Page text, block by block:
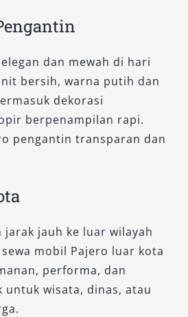
traveler yang menghargai
mobilitas tinggi.
Ultimate AT 4×2
di kelas 4×2, mobil ini
premium, jok kulit,
keselamatan modern.
tamu VIP, perjalanan bisnis
spesial yang
elegan. Rental Pajero
medan berat.
Pajero yang
untuk Anda
dan mewah di hari
bersih, warna putih dan
dekorasi
berpenampilan rapi.
pengantin transparan dan
jauh ke luar wilayah
mobil Pajero luar kota
performa, dan
untuk wisata, dinas, atau